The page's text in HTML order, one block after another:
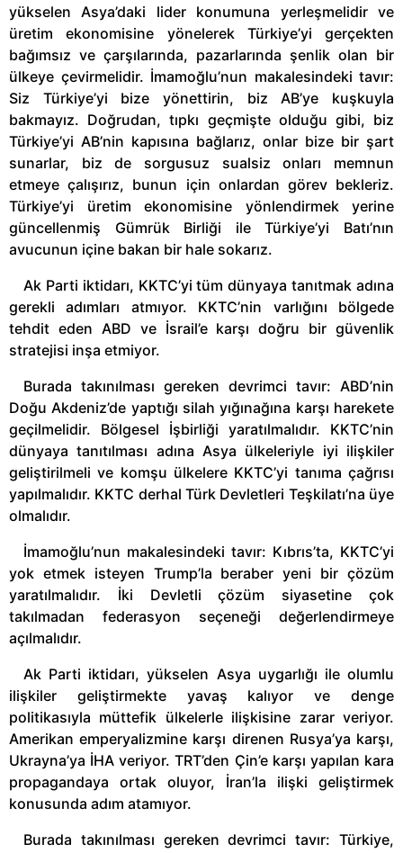
yükselen Asya’daki lider konumuna yerleşmelidir ve
üretim ekonomisine yönelerek Türkiye’yi gerçekten
bağımsız ve çarşılarında, pazarlarında şenlik olan bir
ülkeye çevirmelidir. İmamoğlu’nun makalesindeki tavır:
Siz Türkiye’yi bize yönettirin, biz AB’ye kuşkuyla
bakmayız. Doğrudan, tıpkı geçmişte olduğu gibi, biz
Türkiye’yi AB’nin kapısına bağlarız, onlar bize bir şart
sunarlar, biz de sorgusuz sualsiz onları memnun
etmeye çalışırız, bunun için onlardan görev bekleriz.
Türkiye’yi üretim ekonomisine yönlendirmek yerine
güncellenmiş Gümrük Birliği ile Türkiye’yi Batı’nın
avucunun içine bakan bir hale sokarız.
Ak Parti iktidarı, KKTC’yi tüm dünyaya tanıtmak adına
gerekli adımları atmıyor. KKTC’nin varlığını bölgede
tehdit eden ABD ve İsrail’e karşı doğru bir güvenlik
stratejisi inşa etmiyor.
Burada takınılması gereken devrimci tavır: ABD’nin
Doğu Akdeniz’de yaptığı silah yığınağına karşı harekete
geçilmelidir. Bölgesel İşbirliği yaratılmalıdır. KKTC’nin
dünyaya tanıtılması adına Asya ülkeleriyle iyi ilişkiler
geliştirilmeli ve komşu ülkelere KKTC’yi tanıma çağrısı
yapılmalıdır. KKTC derhal Türk Devletleri Teşkilatı’na üye
olmalıdır.
İmamoğlu’nun makalesindeki tavır: Kıbrıs’ta, KKTC’yi
yok etmek isteyen Trump’la beraber yeni bir çözüm
yaratılmalıdır. İki Devletli çözüm siyasetine çok
takılmadan federasyon seçeneği değerlendirmeye
açılmalıdır.
Ak Parti iktidarı, yükselen Asya uygarlığı ile olumlu
ilişkiler geliştirmekte yavaş kalıyor ve denge
politikasıyla müttefik ülkelerle ilişkisine zarar veriyor.
Amerikan emperyalizmine karşı direnen Rusya’ya karşı,
Ukrayna’ya İHA veriyor. TRT’den Çin’e karşı yapılan kara
propagandaya ortak oluyor, İran’la ilişki geliştirmek
konusunda adım atamıyor.
Burada takınılması gereken devrimci tavır: Türkiye,